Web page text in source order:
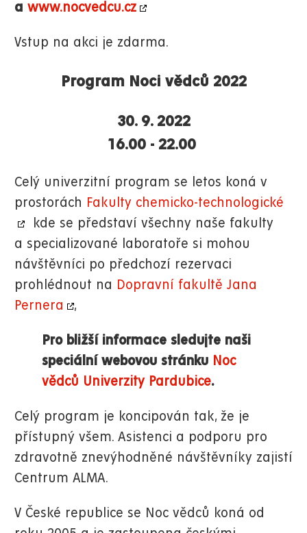
a www.nocvedcu.cz
Vstup na akci je zdarma.
Program Noci vědců 2022
30. 9. 2022
16.00 - 22.00
Celý univerzitní program se letos koná v
prostorách Fakulty chemicko-technologické
kde se představí všechny naše fakulty
a specializované laboratoře si mohou
návštěvníci po předchozí rezervaci
prohlédnout na Dopravní fakultě Jana
Pernera
,
Pro bližší informace sledujte naši
speciální webovou stránku Noc
vědců Univerzity Pardubice.
Celý program je koncipován tak, že je
přístupný všem. Asistenci a podporu pro
zdravotně znevýhodněné návštěvníky zajistí
Centrum ALMA.
V České republice se Noc vědců koná od